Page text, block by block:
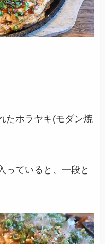
たホラヤキ(モダン焼
っていると、一段と